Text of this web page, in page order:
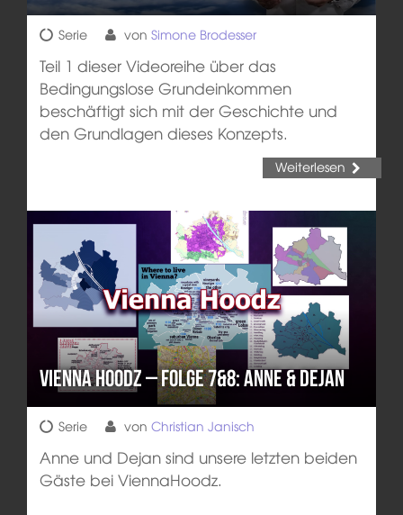
Serie von Simone Brodesser
Teil 1 dieser Videoreihe über das
Bedingungslose Grundeinkommen
beschäftigt sich mit der Geschichte und
den Grundlagen dieses Konzepts.
Weiterlesen
Vienna Hoodz – Folge 7&8: Anne & Dejan
Serie von Christian Janisch
Anne und Dejan sind unsere letzten beiden
Gäste bei ViennaHoodz.